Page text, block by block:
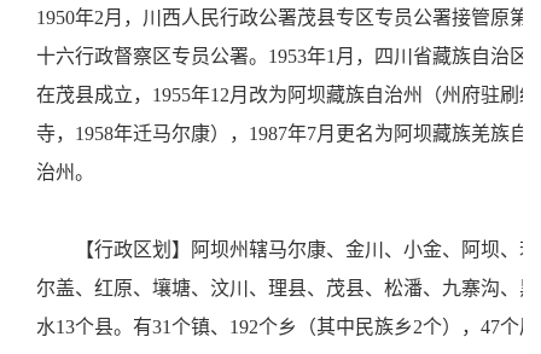
1950年2月，川西人民行政公署茂县专区专员公署接管原第
十六行政督察区专员公署。1953年1月，四川省藏族自治区
在茂县成立，1955年12月改为阿坝藏族自治州（州府驻刷经
寺，1958年迁马尔康），1987年7月更名为阿坝藏族羌族自
治州。
【行政区划】阿坝州辖马尔康、金川、小金、阿坝、若
尔盖、红原、壤塘、汶川、理县、茂县、松潘、九寨沟、黑
水13个县。有31个镇、192个乡（其中民族乡2个），47个居